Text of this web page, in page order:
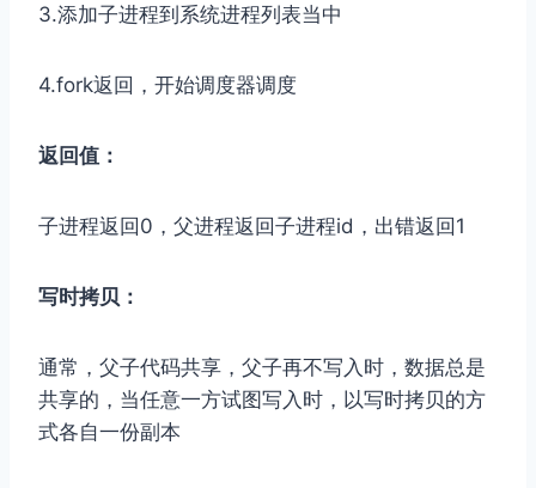
3.添加子进程到系统进程列表当中
4.fork返回，开始调度器调度
返回值：
子进程返回0，父进程返回子进程id，出错返回1
写时拷贝：
通常，父子代码共享，父子再不写入时，数据总是
共享的，当任意一方试图写入时，以写时拷贝的方
式各自一份副本